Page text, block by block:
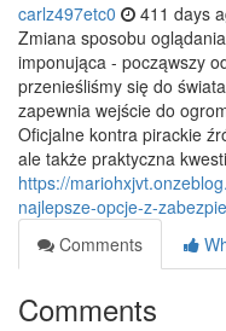
carlz497etc0 411 days
Zmiana sposobu
imponująca - począwszy
przenieśliśmy się do
zapewnia wejście do
Oficjalne kontra pirackie
ale także praktyczna
https://
najlepsze-opcje-z-
Comments
Comments